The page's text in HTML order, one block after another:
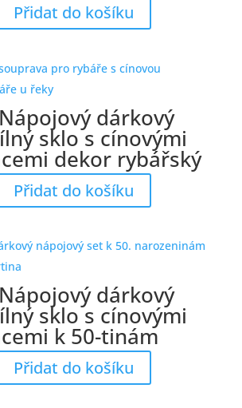
Přidat do košíku
dárkový
sklo s cínovými
dekor rybářský
Přidat do košíku
dárkový
sklo s cínovými
k 50-tinám
Přidat do košíku